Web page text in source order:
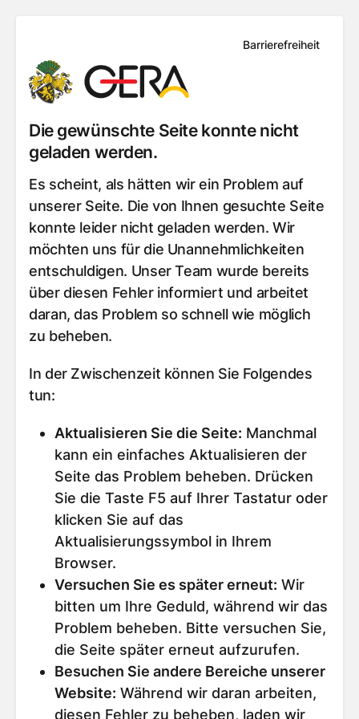
Barrierefreiheit
Die gewünschte Seite konnte nicht
geladen werden.
Es scheint, als hätten wir ein Problem auf
unserer Seite. Die von Ihnen gesuchte Seite
konnte leider nicht geladen werden. Wir
möchten uns für die Unannehmlichkeiten
entschuldigen. Unser Team wurde bereits
über diesen Fehler informiert und arbeitet
daran, das Problem so schnell wie möglich
zu beheben.
In der Zwischenzeit können Sie Folgendes
tun:
Aktualisieren Sie die Seite: Manchmal
kann ein einfaches Aktualisieren der
Seite das Problem beheben. Drücken
Sie die Taste F5 auf Ihrer Tastatur oder
klicken Sie auf das
Aktualisierungssymbol in Ihrem
Browser.
Versuchen Sie es später erneut: Wir
bitten um Ihre Geduld, während wir das
Problem beheben. Bitte versuchen Sie,
die Seite später erneut aufzurufen.
Besuchen Sie andere Bereiche unserer
Website: Während wir daran arbeiten,
diesen Fehler zu beheben, laden wir